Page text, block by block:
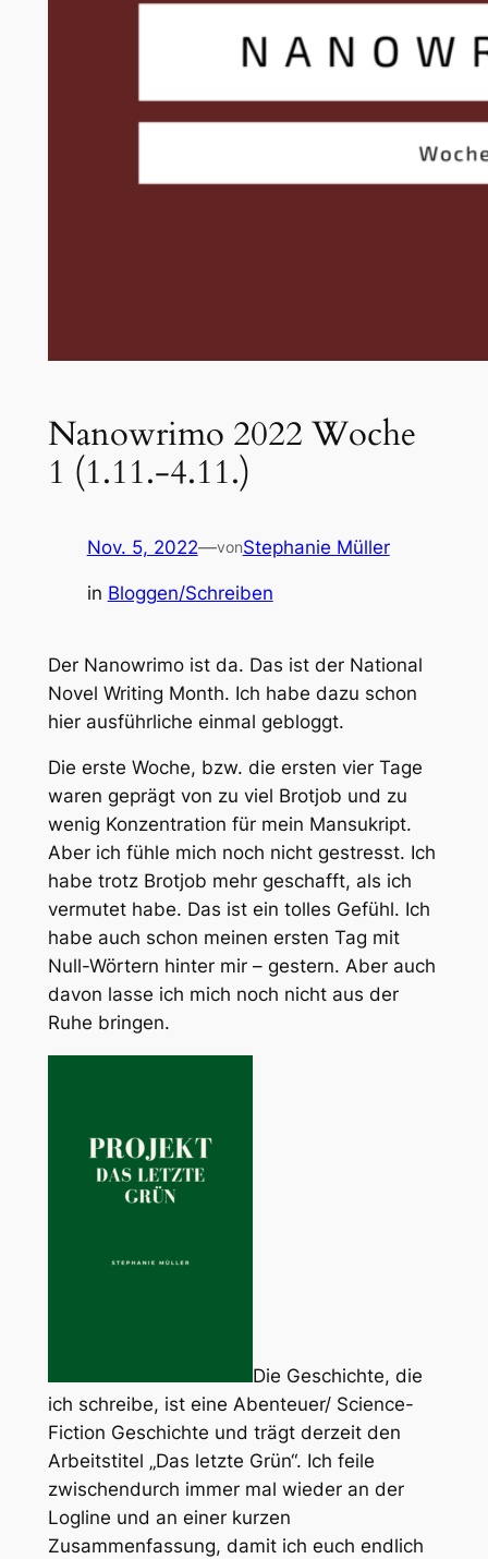
Nanowrimo 2022 Woche
1 (1.11.-4.11.)
Nov. 5, 2022—vonStephanie Müller
in Bloggen/Schreiben
Der Nanowrimo ist da. Das ist der National
Novel Writing Month. Ich habe dazu schon
hier ausführliche einmal gebloggt.
Die erste Woche, bzw. die ersten vier Tage
waren geprägt von zu viel Brotjob und zu
wenig Konzentration für mein Mansukript.
Aber ich fühle mich noch nicht gestresst. Ich
habe trotz Brotjob mehr geschafft, als ich
vermutet habe. Das ist ein tolles Gefühl. Ich
habe auch schon meinen ersten Tag mit
Null-Wörtern hinter mir – gestern. Aber auch
davon lasse ich mich noch nicht aus der
Ruhe bringen.
Die Geschichte, die
ich schreibe, ist eine Abenteuer/ Science-
Fiction Geschichte und trägt derzeit den
Arbeitstitel „Das letzte Grün“. Ich feile
zwischendurch immer mal wieder an der
Logline und an einer kurzen
Zusammenfassung, damit ich euch endlich